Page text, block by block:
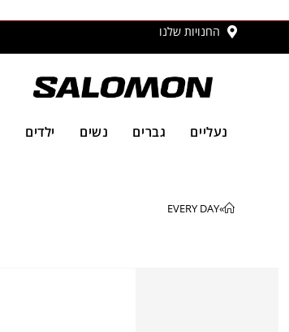
החנויות שלנו
נעליים גברים נשים ילדים
»
EVERY DAY